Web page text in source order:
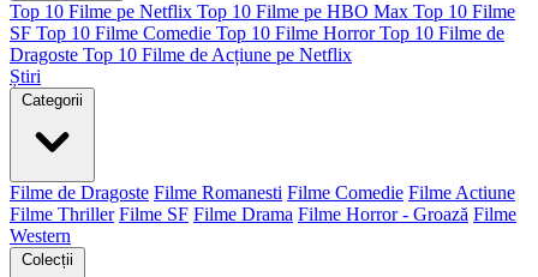
Top 10 Filme pe Netflix Top 10 Filme pe HBO Max Top 10 Filme
SF Top 10 Filme Comedie Top 10 Filme Horror Top 10 Filme de
Dragoste Top 10 Filme de Acțiune pe Netflix
Știri
Categorii
Filme de Dragoste Filme Romanesti Filme Comedie Filme Actiune
Filme Thriller Filme SF Filme Drama Filme Horror - Groază Filme
Western
Colecții